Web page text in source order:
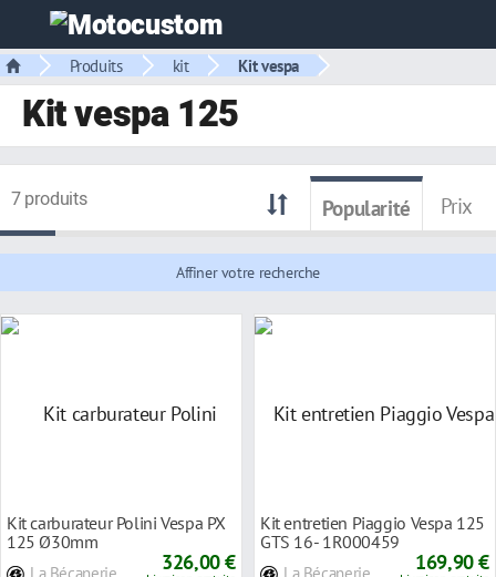
Produits kit Kit vespa
Kit vespa 125
7 produits Popularité Prix
Affiner votre recherche
Kit carburateur Polini Vespa PX
125 Ø30mm
326,00 €
Kit entretien Piaggio Vespa 125
GTS 16- 1R000459
169,90 €